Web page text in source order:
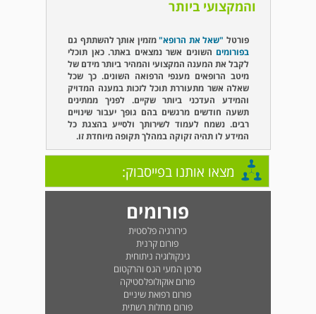
והמקצועי ביותר
פורטל "שאל את הרופא"מזמין אותך להשתתף גם
בפורומים השונים אשר נמצאים באתר. כאן תוכלי
לקבל את המענה המקצועי והמהיר ביותר מידם של
מיטב הרופאים מענפי הרפואה השונים. כך שכל
שאלה אשר מתעוררת תוכל לזכות במענה המדויק
והמידע העדכני ביותר שקיים. לפניך ממתינים
תשעה חודשים מרגשים בהם גופך יעבור שינויים
רבים. נשמח לעמוד לשירותך ולסייע בהצגת כל
המידע לו תהיה זקוקה במהלך תקופה מיוחדת זו.
מצאו אותנו בפייסבוק:
פורומים
כירורגיה פלסטית
פורום קרנית
גינקולוגיה ניתוחית
סרטן המעי הגס והרקטום
פורום אוקולופלסטיקה
פורום רפואת שיניים
פורום מחלות רשתית